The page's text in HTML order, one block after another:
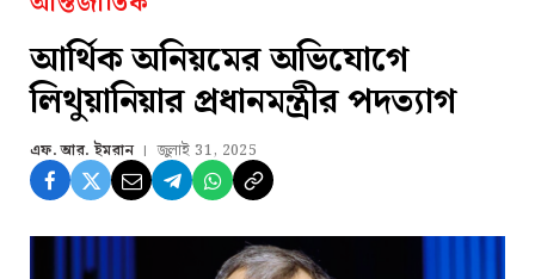
আর্থিক অনিয়মের অভিযোগে
লিথুয়ানিয়ার প্রধানমন্ত্রীর পদত্যাগ
এফ. আর. ইমরান জুলাই 31, 2025